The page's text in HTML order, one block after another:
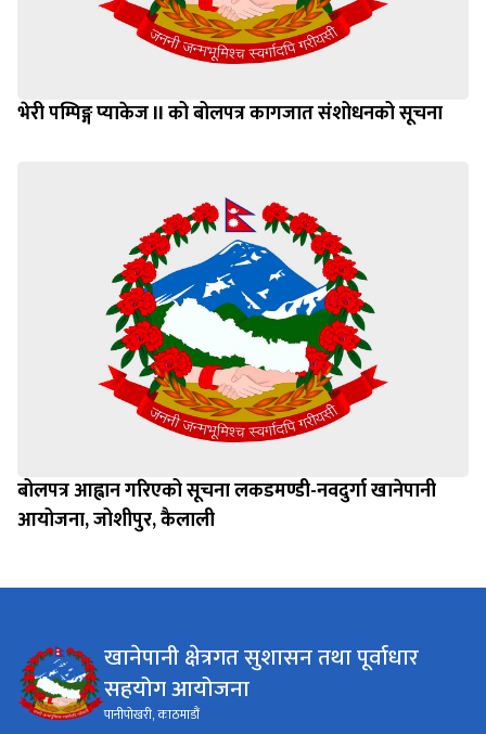
भेरी पम्पिङ्ग प्याकेज II को बोलपत्र कागजात संशोधनको सूचना
बोलपत्र आह्वान गरिएको सूचना लकडमण्डी-नवदुर्गा खानेपानी
आयोजना, जोशीपुर, कैलाली
खानेपानी क्षेत्रगत सुशासन तथा पूर्वाधार
सहयोग आयोजना
पानीपोखरी, काठमाडौं